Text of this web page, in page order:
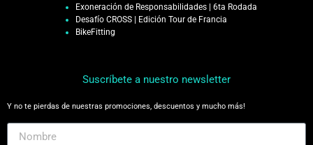
Exoneración de Responsabilidades | 6ta Rodada
Desafío CROSS | Edición Tour de Francia
BikeFitting
Suscríbete a nuestro newsletter
Y no te pierdas de nuestras promociones, descuentos y mucho más!